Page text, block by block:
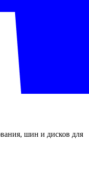
шин и дисков для